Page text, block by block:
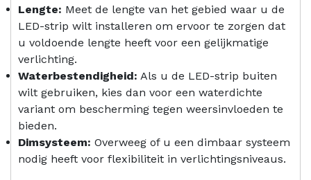
Lengte: Meet de lengte van het gebied waar u de
LED-strip wilt installeren om ervoor te zorgen dat
u voldoende lengte heeft voor een gelijkmatige
verlichting.
Waterbestendigheid: Als u de LED-strip buiten
wilt gebruiken, kies dan voor een waterdichte
variant om bescherming tegen weersinvloeden te
bieden.
Dimsysteem: Overweeg of u een dimbaar systeem
nodig heeft voor flexibiliteit in verlichtingsniveaus.